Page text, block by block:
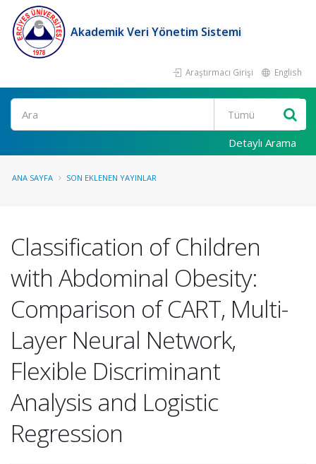
Akademik Veri Yönetim Sistemi
Araştırmacı Girişi English
Ara
Detaylı Arama
ANA SAYFA SON EKLENEN YAYINLAR
Classification of Children
with Abdominal Obesity:
Comparison of CART, Multi-
Layer Neural Network,
Flexible Discriminant
Analysis and Logistic
Regression